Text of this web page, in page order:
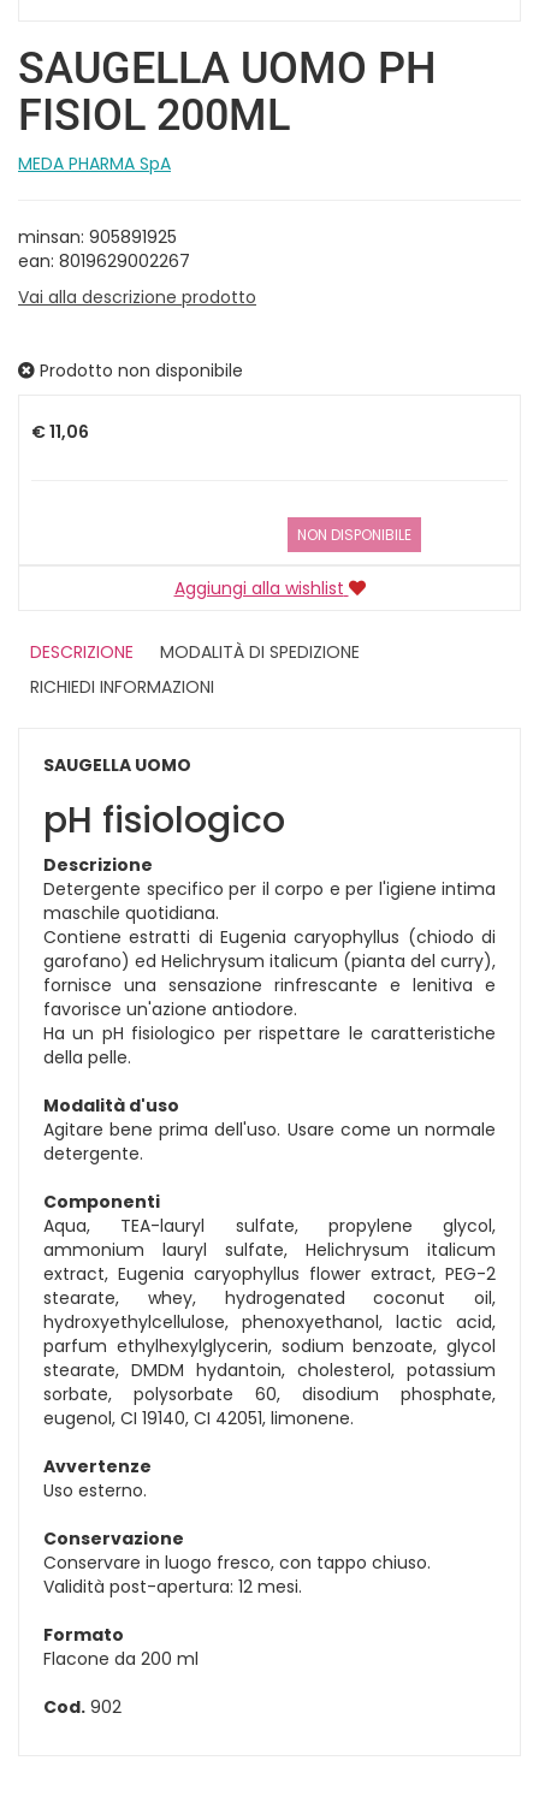
SAUGELLA UOMO PH
FISIOL 200ML
MEDA PHARMA SpA
minsan: 905891925
ean: 8019629002267
Vai alla descrizione prodotto
Prodotto non disponibile
€ 11,06
NON DISPONIBILE
Aggiungi alla wishlist
DESCRIZIONE
MODALITÀ DI SPEDIZIONE
RICHIEDI INFORMAZIONI
SAUGELLA UOMO
pH fisiologico
Descrizione
Detergente specifico per il corpo e per l'igiene intima
maschile quotidiana.
Contiene estratti di Eugenia caryophyllus (chiodo di
garofano) ed Helichrysum italicum (pianta del curry),
fornisce una sensazione rinfrescante e lenitiva e
favorisce un'azione antiodore.
Ha un pH fisiologico per rispettare le caratteristiche
della pelle.
Modalità d'uso
Agitare bene prima dell'uso. Usare come un normale
detergente.
Componenti
Aqua, TEA-lauryl sulfate, propylene glycol,
ammonium lauryl sulfate, Helichrysum italicum
extract, Eugenia caryophyllus flower extract, PEG-2
stearate, whey, hydrogenated coconut oil,
hydroxyethylcellulose, phenoxyethanol, lactic acid,
parfum ethylhexylglycerin, sodium benzoate, glycol
stearate, DMDM hydantoin, cholesterol, potassium
sorbate, polysorbate 60, disodium phosphate,
eugenol, CI 19140, CI 42051, limonene.
Avvertenze
Uso esterno.
Conservazione
Conservare in luogo fresco, con tappo chiuso.
Validità post-apertura: 12 mesi.
Formato
Flacone da 200 ml
Cod. 902